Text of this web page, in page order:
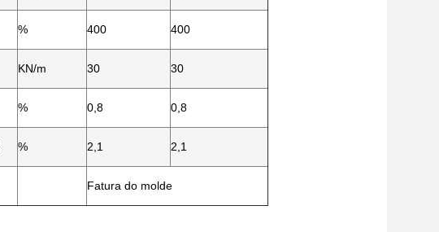
% 400 400
KN/m 30 30
% 0,8 0,8
% 2,1 2,1
Fatura do molde